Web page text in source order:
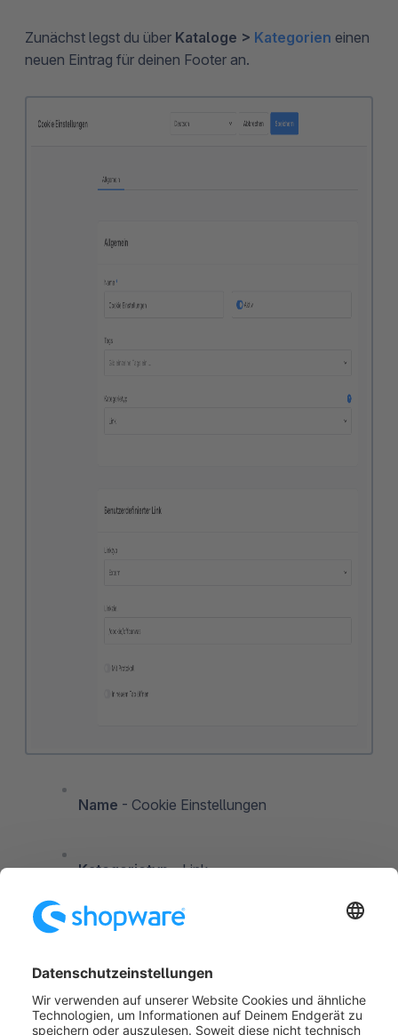
Zunächst legst du über Kataloge > Kategorien einen
neuen Eintrag für deinen Footer an.
Name - Cookie Einstellungen
Kategorietyp- Link
Linktyp
Linkziel- /cookie/offcanvas (Damit
diese Eingabe übernommen wird, musst du